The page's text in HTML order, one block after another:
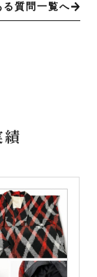
る質問一覧へ